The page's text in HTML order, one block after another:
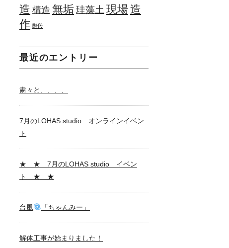
造 構造 無垢 珪藻土 現場造
作 階段
最近のエントリー
粛々と、、、、
7月のLOHAS studio オンラインイベン
ト
★ ★ 7月のLOHAS studio イベン
ト ★ ★
台風 「ちゃんみー」
解体工事が始まりました！